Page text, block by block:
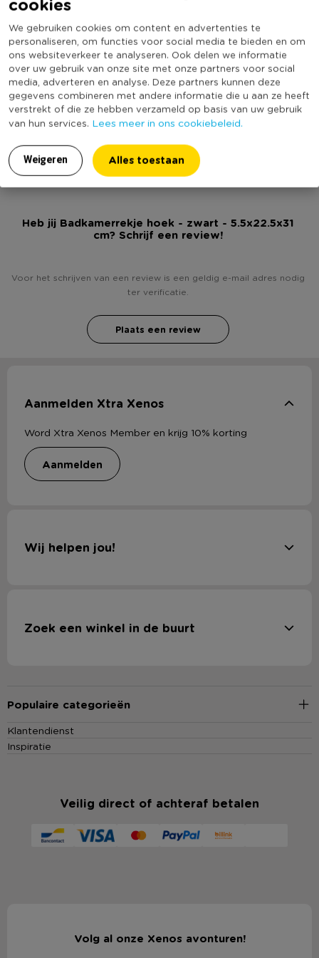
cookies
We gebruiken cookies om content en advertenties te
personaliseren, om functies voor social media te bieden en om
ons websiteverkeer te analyseren. Ook delen we informatie
over uw gebruik van onze site met onze partners voor social
media, adverteren en analyse. Deze partners kunnen deze
gegevens combineren met andere informatie die u aan ze heeft
verstrekt of die ze hebben verzameld op basis van uw gebruik
van hun services. Lees meer in ons cookiebeleid.
Weigeren Alles toestaan
Online Only
Materiaal
Metaal
Productbreedte (cm)
22,5
Producthoogte (cm)
5,5
Kleur
Zwart
Productdiepte (cm)
31
Duurzaamheidsscore
bekend
Heb jij Badkamerrekje hoek - zwart - 5.5x22.5x31
cm? Schrijf een review!
Voor het schrijven van een review is een geldig e-mail adres nodig
ter verificatie.
Plaats een review
Aanmelden Xtra Xenos
Word Xtra Xenos Member en krijg 10% korting
aanmelden
Wij helpen jou!
Zoek een winkel in de buurt
Populaire categorieën
Klantendienst
Inspiratie
Veilig direct of achteraf betalen
Volg al onze Xenos avonturen!